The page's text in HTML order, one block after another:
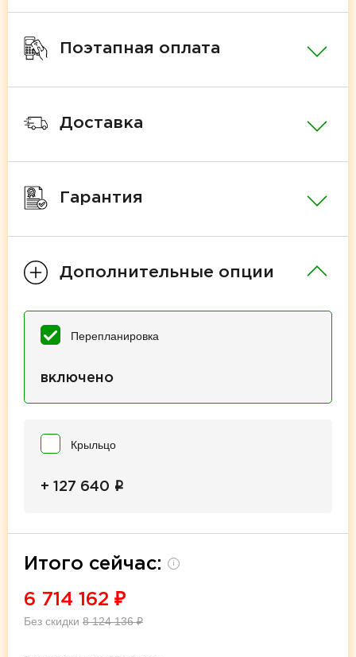
Поэтапная оплата
Доставка
Гарантия
Дополнительные опции
Перепланировка
включено
Крыльцо
+ 127 640 i
Итого сейчас: i
6 714 162 ₽
Без скидки 8 124 136₽